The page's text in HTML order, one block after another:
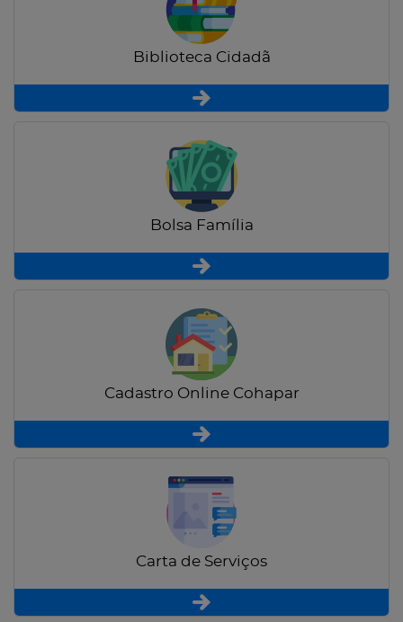
Biblioteca Cidadã
Bolsa Família
Cadastro Online Cohapar
Carta de Serviços